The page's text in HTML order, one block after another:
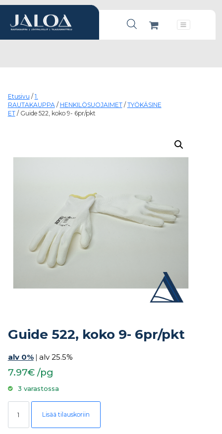
Products search
Päävalikko
Etusivu / 1.
RAUTAKAUPPA/ HENKILÖSUOJAIMET/ TYÖKÄSINE
ET/ Guide 522, koko 9- 6pr/pkt
Guide 522, koko 9- 6pr/pkt
alv 0% | alv 25.5%
7.97€ /pg
3 varastossa
Guide 522, koko 9- 6pr/pkt määrä
Lisää tilauskoriin